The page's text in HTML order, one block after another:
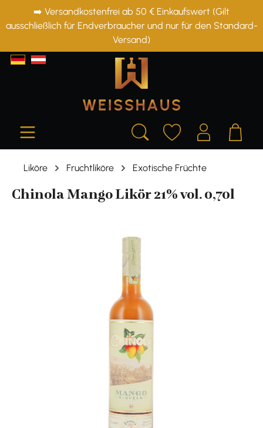
springen
➡️ Versandkostenfrei ab 50 € Einkaufswert (Gilt
ausschließlich für Endverbraucher und nur für den Standard-
Versand)
Liköre Fruchtliköre Exotische Früchte
Chinola Mango Likör 21% vol. 0,70l